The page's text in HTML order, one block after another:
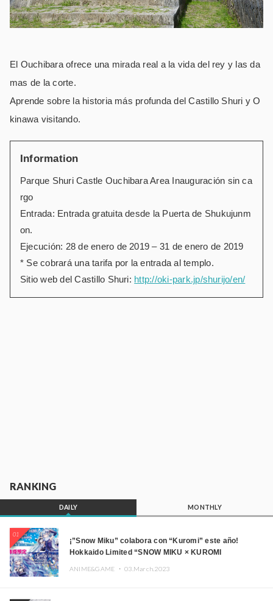
El Ouchibara ofrece una mirada real a la vida del rey y las da
mas de la corte.
Aprende sobre la historia más profunda del Castillo Shuri y O
kinawa visitando.
Information
Parque Shuri Castle Ouchibara Area Inauguración sin ca
rgo
Entrada: Entrada gratuita desde la Puerta de Shukujunm
on.
Ejecución: 28 de enero de 2019 – 31 de enero de 2019
* Se cobrará una tarifa por la entrada al templo.
Sitio web del Castillo Shuri: http://oki-park.jp/shurijo/en/
RANKING
DAILY MONTHLY
01
¡”Snow Miku” colabora con “Kuromi” este año!
Hokkaido Limited “SNOW MIKU × KUROMI
ANIME&GAME ・03.March.2023